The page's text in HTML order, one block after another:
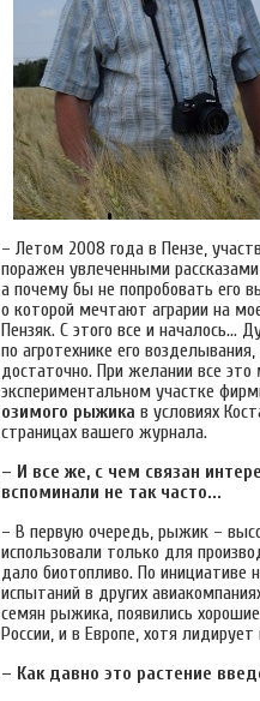
– Летом 2008 года в Пензе,
поражен увлеченными
а почему бы не попробовать его
о которой мечтают аграрии на
Пензяк. С этого все и
по агротехнике его
достаточно. При желании все
экспериментальном участке
озимого рыжика в условиях
страницах вашего журнала.
– И все же, с чем связан
вспоминали не так часто...
– В первую очередь, рыжик –
использовали только для
дало биотопливо. По
испытаний в других
семян рыжика, появились
России, и в Европе, хотя лидирует
– Как давно это растение